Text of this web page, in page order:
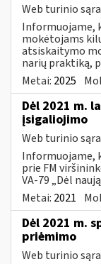
Web turinio
Informuojame,
mokėtojams
atsiskaitymo
narių praktiką,
Metai: 2025
Dėl 2021 m.
įsigaliojimo
Web turinio
Informuojame,
prie FM
VA-79 „Dėl
Metai: 2021
Dėl 2021 m.
priėmimo
Web turinio